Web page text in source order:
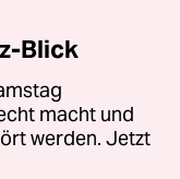
Blick
macht und
werden. Jetzt